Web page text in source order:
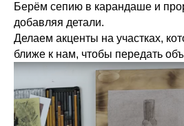
Берём сепию в карандаше и
добавляя детали.
Делаем акценты на участках,
ближе к нам, чтобы передать